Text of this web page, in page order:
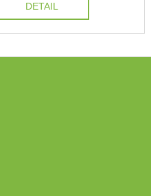
DETAIL